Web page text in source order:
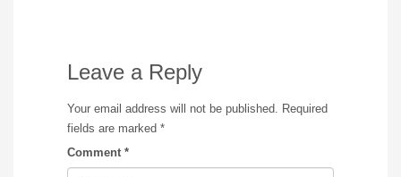
Leave a Reply
Your email address will not be published. Required
fields are marked *
Comment *